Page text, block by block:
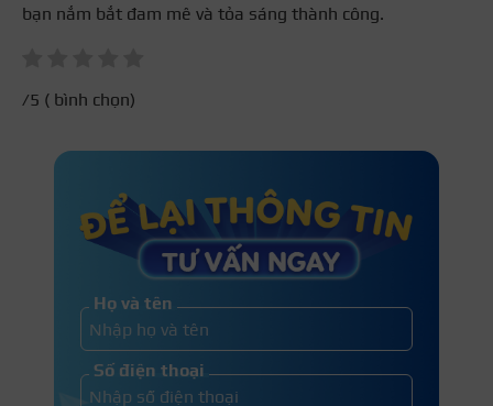
bạn nắm bắt đam mê và tỏa sáng thành công.
/5 ( bình chọn)
Họ và tên
Số điện thoại